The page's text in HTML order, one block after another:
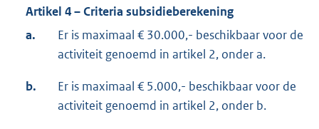
Artikel 4 – Criteria subsidieberekening
a.
Er is maximaal € 30.000,- beschikbaar voor de
activiteit genoemd in artikel 2, onder a.
b.
Er is maximaal € 5.000,- beschikbaar voor de
activiteit genoemd in artikel 2, onder b.